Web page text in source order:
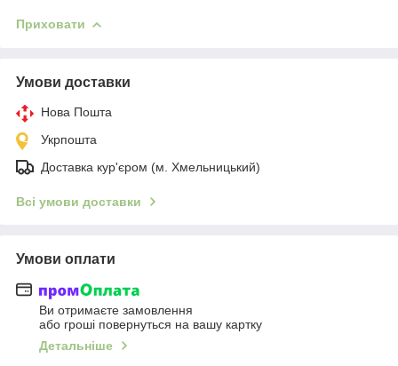
Приховати
Умови доставки
Нова Пошта
Укрпошта
Доставка кур'єром (м. Хмельницький)
Всі умови доставки
Умови оплати
Ви отримаєте замовлення
або гроші повернуться на вашу картку
Детальніше